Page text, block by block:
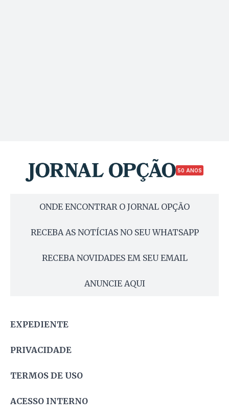
50 ANOS
ONDE ENCONTRAR O JORNAL OPÇÃO
RECEBA AS NOTÍCIAS NO SEU WHATSAPP
RECEBA NOVIDADES EM SEU EMAIL
ANUNCIE AQUI
EXPEDIENTE
PRIVACIDADE
TERMOS DE USO
ACESSO INTERNO